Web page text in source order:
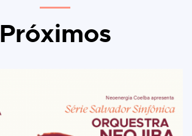
Próximos